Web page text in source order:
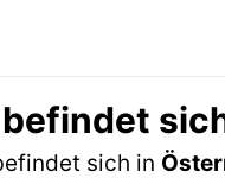
sich in